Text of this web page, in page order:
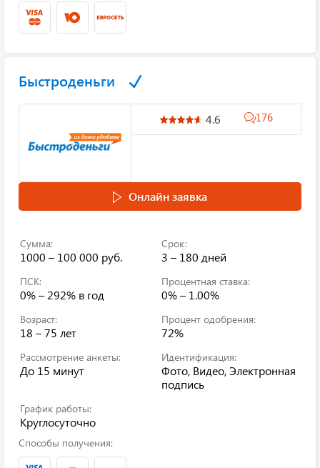
Быстроденьги
4.6 176
Онлайн заявка
Сумма:
1000 – 100 000 руб.
Срок:
3 – 180 дней
ПСК:
0% – 292% в год
Процентная ставка:
0% – 1.00%
Возраст:
18 – 75 лет
Процент одобрения:
72%
Рассмотрение анкеты:
До 15 минут
Идентификация:
Фото, Видео, Электронная
подпись
График работы:
Круглосуточно
Способы получения: